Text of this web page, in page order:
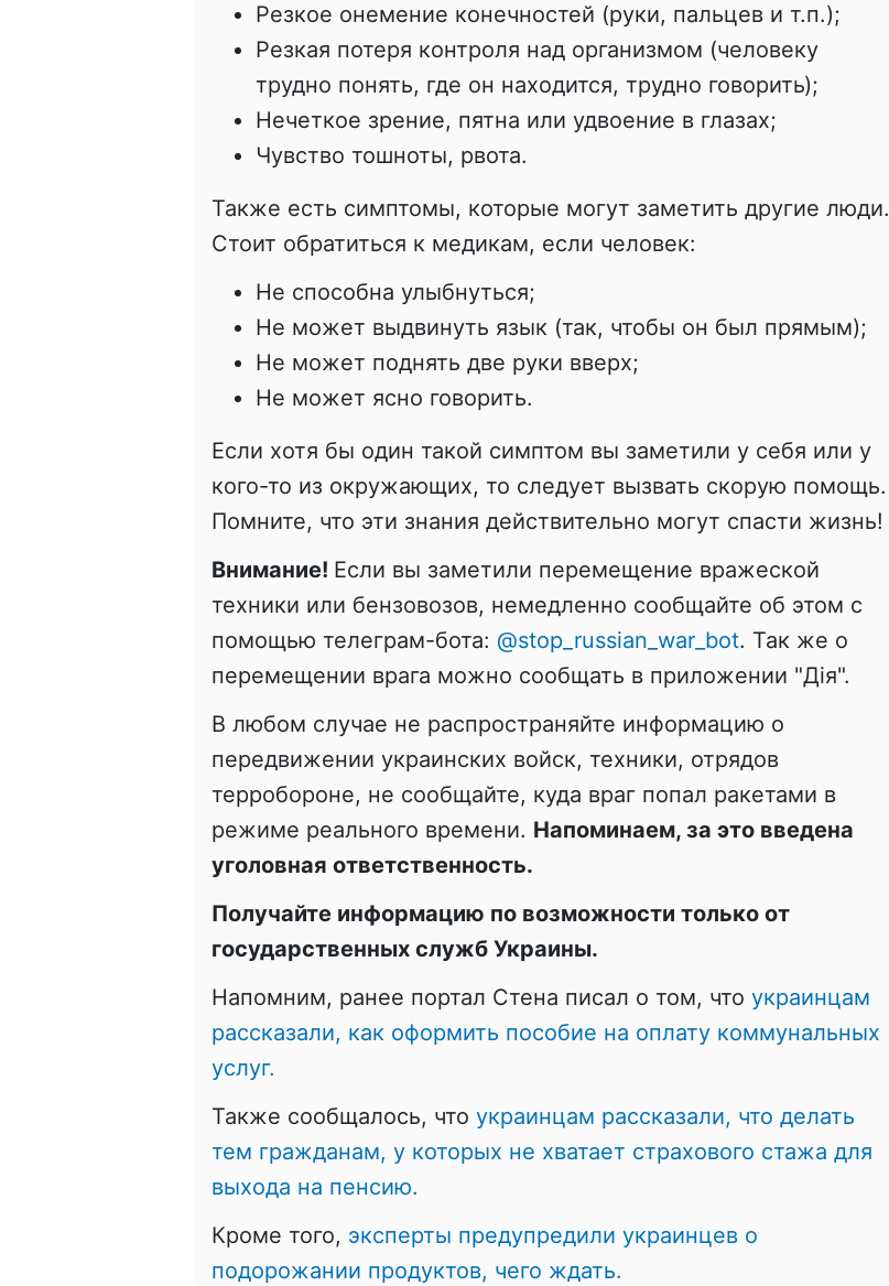
Резкое онемение конечностей (руки, пальцев и т.п.);
Резкая потеря контроля над организмом (человеку
трудно понять, где он находится, трудно говорить);
Нечеткое зрение, пятна или удвоение в глазах;
Чувство тошноты, рвота.
Также есть симптомы, которые могут заметить другие люди.
Стоит обратиться к медикам, если человек:
Не способна улыбнуться;
Не может выдвинуть язык (так, чтобы он был прямым);
Не может поднять две руки вверх;
Не может ясно говорить.
Если хотя бы один такой симптом вы заметили у себя или у
кого-то из окружающих, то следует вызвать скорую помощь.
Помните, что эти знания действительно могут спасти жизнь!
Внимание! Если вы заметили перемещение вражеской
техники или бензовозов, немедленно сообщайте об этом с
помощью телеграм-бота: @stop_russian_war_bot. Так же о
перемещении врага можно сообщать в приложении "Дія".
В любом случае не распространяйте информацию о
передвижении украинских войск, техники, отрядов
терробороне, не сообщайте, куда враг попал ракетами в
режиме реального времени. Напоминаем, за это введена
уголовная ответственность.
Получайте информацию по возможности только от
государственных служб Украины.
Напомним, ранее портал Стена писал о том, что украинцам
рассказали, как оформить пособие на оплату коммунальных
услуг.
Также сообщалось, что украинцам рассказали, что делать
тем гражданам, у которых не хватает страхового стажа для
выхода на пенсию.
Кроме того, эксперты предупредили украинцев о
подорожании продуктов, чего ждать.